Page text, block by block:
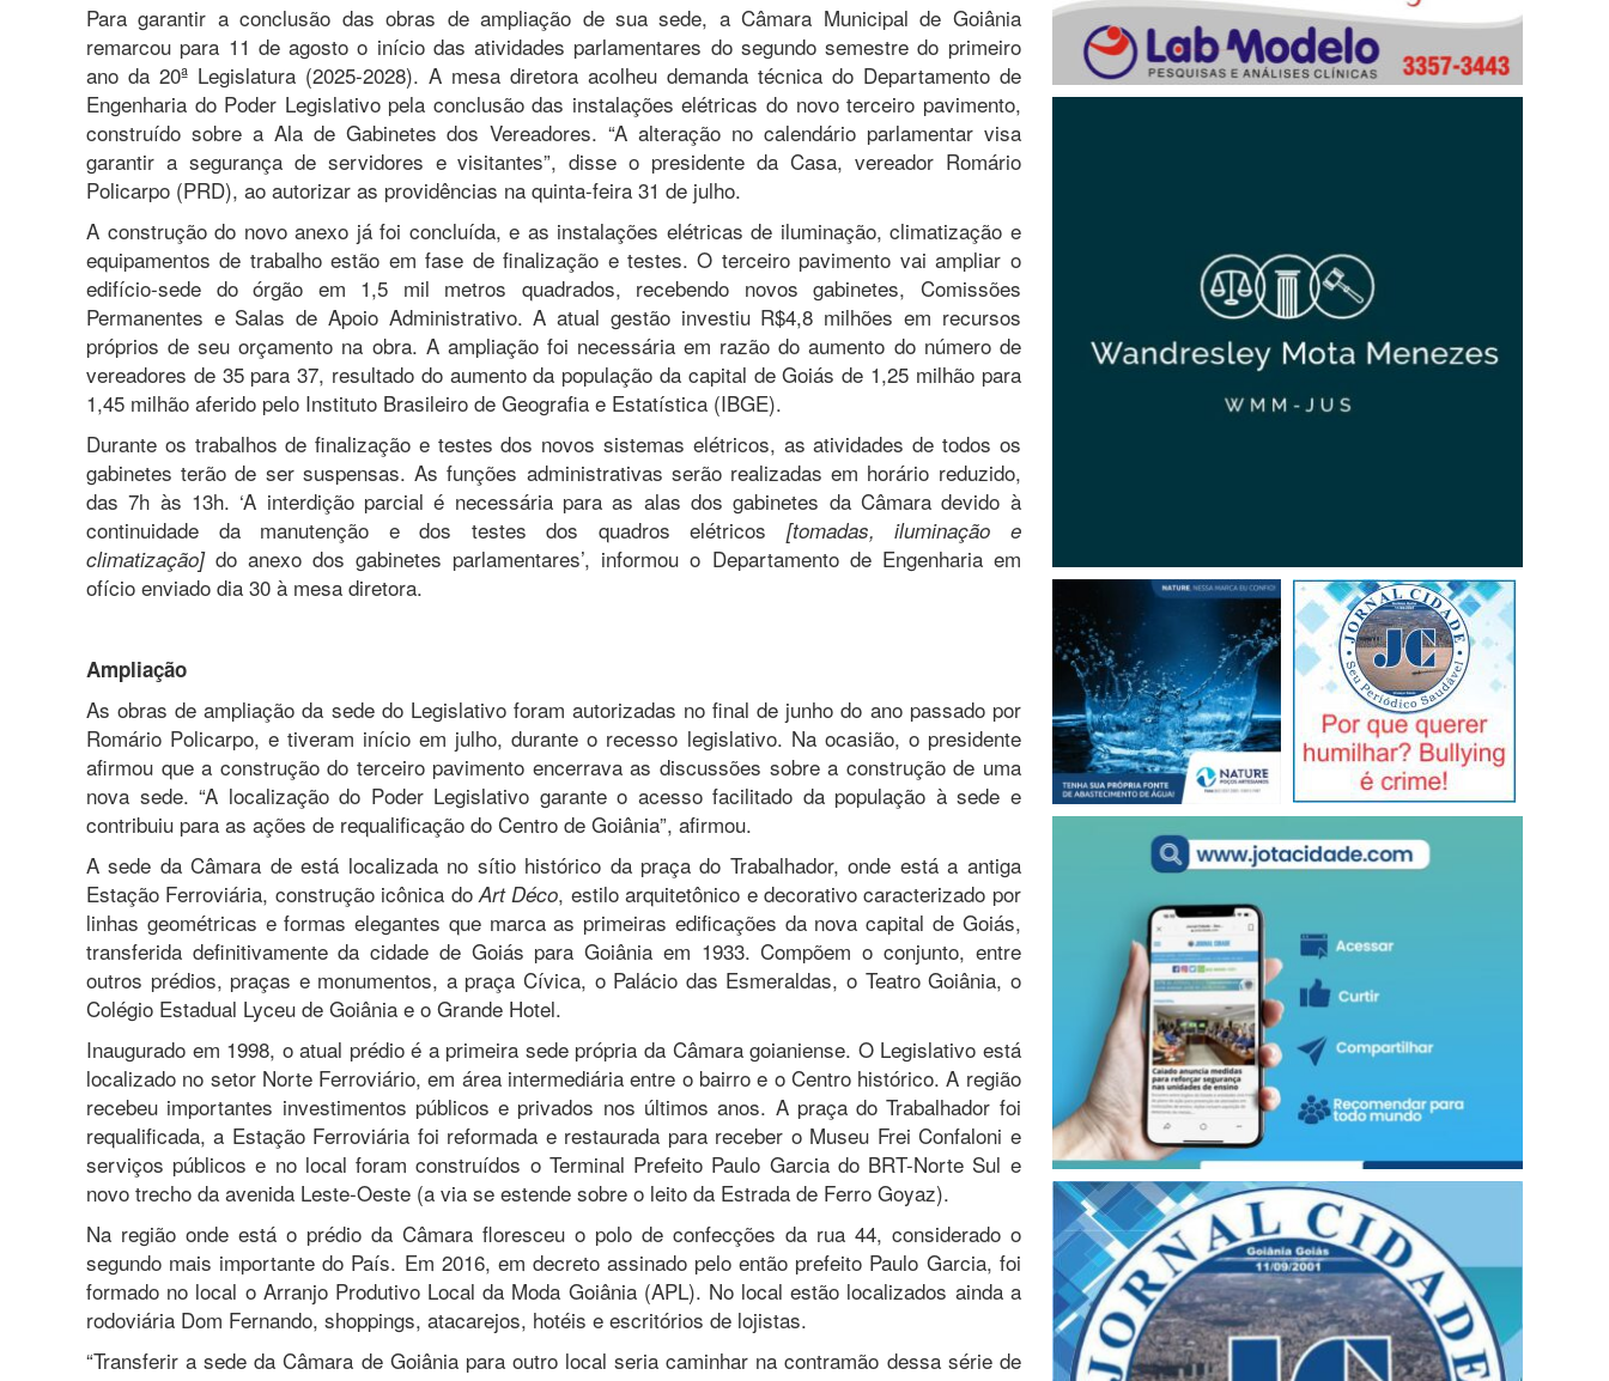
Para garantir a conclusão das obras de ampliação de sua sede, a Câmara Municipal de Goiânia
remarcou para 11 de agosto o início das atividades parlamentares do segundo semestre do primeiro
ano da 20ª Legislatura (2025-2028). A mesa diretora acolheu demanda técnica do Departamento de
Engenharia do Poder Legislativo pela conclusão das instalações elétricas do novo terceiro pavimento,
construído sobre a Ala de Gabinetes dos Vereadores. “A alteração no calendário parlamentar visa
garantir a segurança de servidores e visitantes”, disse o presidente da Casa, vereador Romário
Policarpo (PRD), ao autorizar as providências na quinta-feira 31 de julho.
A construção do novo anexo já foi concluída, e as instalações elétricas de iluminação, climatização e
equipamentos de trabalho estão em fase de finalização e testes. O terceiro pavimento vai ampliar o
edifício-sede do órgão em 1,5 mil metros quadrados, recebendo novos gabinetes, Comissões
Permanentes e Salas de Apoio Administrativo. A atual gestão investiu R$4,8 milhões em recursos
próprios de seu orçamento na obra. A ampliação foi necessária em razão do aumento do número de
vereadores de 35 para 37, resultado do aumento da população da capital de Goiás de 1,25 milhão para
1,45 milhão aferido pelo Instituto Brasileiro de Geografia e Estatística (IBGE).
Durante os trabalhos de finalização e testes dos novos sistemas elétricos, as atividades de todos os
gabinetes terão de ser suspensas. As funções administrativas serão realizadas em horário reduzido,
das 7h às 13h. ‘A interdição parcial é necessária para as alas dos gabinetes da Câmara devido à
continuidade da manutenção e dos testes dos quadros elétricos [tomadas, iluminação e
climatização]do anexo dos gabinetes parlamentares’, informou o Departamento de Engenharia em
ofício enviado dia 30 à mesa diretora.
Ampliação
As obras de ampliação da sede do Legislativo foram autorizadas no final de junho do ano passado por
Romário Policarpo, e tiveram início em julho, durante o recesso legislativo. Na ocasião, o presidente
afirmou que a construção do terceiro pavimento encerrava as discussões sobre a construção de uma
nova sede. “A localização do Poder Legislativo garante o acesso facilitado da população à sede e
contribuiu para as ações de requalificação do Centro de Goiânia”, afirmou.
A sede da Câmara de está localizada no sítio histórico da praça do Trabalhador, onde está a antiga
Estação Ferroviária, construção icônica do Art Déco, estilo arquitetônico e decorativo caracterizado por
linhas geométricas e formas elegantes que marca as primeiras edificações da nova capital de Goiás,
transferida definitivamente da cidade de Goiás para Goiânia em 1933. Compõem o conjunto, entre
outros prédios, praças e monumentos, a praça Cívica, o Palácio das Esmeraldas, o Teatro Goiânia, o
Colégio Estadual Lyceu de Goiânia e o Grande Hotel.
Inaugurado em 1998, o atual prédio é a primeira sede própria da Câmara goianiense. O Legislativo está
localizado no setor Norte Ferroviário, em área intermediária entre o bairro e o Centro histórico. A região
recebeu importantes investimentos públicos e privados nos últimos anos. A praça do Trabalhador foi
requalificada, a Estação Ferroviária foi reformada e restaurada para receber o Museu Frei Confaloni e
serviços públicos e no local foram construídos o Terminal Prefeito Paulo Garcia do BRT-Norte Sul e
novo trecho da avenida Leste-Oeste (a via se estende sobre o leito da Estrada de Ferro Goyaz).
Na região onde está o prédio da Câmara floresceu o polo de confecções da rua 44, considerado o
segundo mais importante do País. Em 2016, em decreto assinado pelo então prefeito Paulo Garcia, foi
formado no local o Arranjo Produtivo Local da Moda Goiânia (APL). No local estão localizados ainda a
rodoviária Dom Fernando, shoppings, atacarejos, hotéis e escritórios de lojistas.
“Transferir a sede da Câmara de Goiânia para outro local seria caminhar na contramão dessa série de